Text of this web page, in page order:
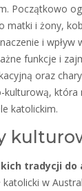
Początkowo
matki i żony,
i wpływ
funkcje i
oraz
kulturową, która
katolickim.
tradycji do
katolicki w